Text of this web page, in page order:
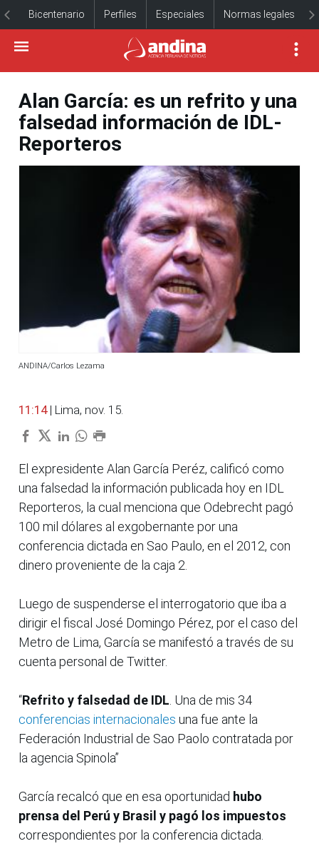
Bicentenario Perfiles Especiales Normas legales
Alan García: es un refrito y una
falsedad información de IDL-
Reporteros
ANDINA/Carlos Lezama
11:14 | Lima, nov. 15.
El expresidente Alan García Peréz, calificó como
una falsedad la información publicada hoy en IDL
Reporteros, la cual menciona que Odebrecht pagó
100 mil dólares al exgobernante por una
conferencia dictada en Sao Paulo, en el 2012, con
dinero proveniente de la caja 2.
Luego de suspenderse el interrogatorio que iba a
dirigir el fiscal José Domingo Pérez, por el caso del
Metro de Lima, García se manifestó a través de su
cuenta personal de Twitter.
“Refrito y falsedad de IDL . Una de mis 34
conferencias internacionales una fue ante la
Federación Industrial de Sao Paolo contratada por
la agencia Spinola”
García recalcó que en esa oportunidad hubo
prensa del Perú y Brasil y pagó los impuestos
correspondientes por la conferencia dictada.